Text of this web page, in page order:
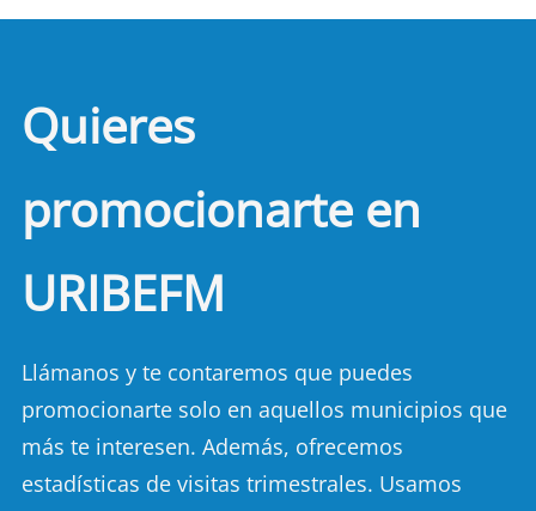
Quieres
promocionarte en
URIBEFM
Llámanos y te contaremos que puedes
promocionarte solo en aquellos municipios que
más te interesen. Además, ofrecemos
estadísticas de visitas trimestrales. Usamos